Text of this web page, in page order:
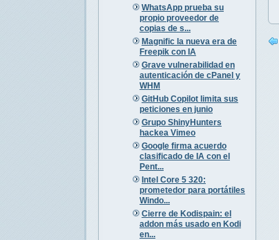
WhatsApp prueba su
propio proveedor de
copias de s...
Magnific la nueva era de
Freepik con IA
Grave vulnerabilidad en
autenticación de cPanel y
WHM
GitHub Copilot limita sus
peticiones en junio
Grupo ShinyHunters
hackea Vimeo
Google firma acuerdo
clasificado de IA con el
Pent...
Intel Core 5 320:
prometedor para portátiles
Windo...
Cierre de Kodispain: el
addon más usado en Kodi
en...